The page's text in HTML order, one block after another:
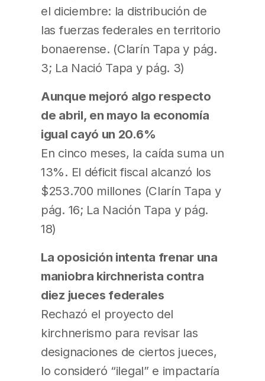
el diciembre: la distribución de
las fuerzas federales en territorio
bonaerense. (Clarín Tapa y pág.
3; La Nació Tapa y pág. 3)
Aunque mejoró algo respecto
de abril, en mayo la economía
igual cayó un 20.6%
En cinco meses, la caída suma un
13%. El déficit fiscal alcanzó los
$253.700 millones (Clarín Tapa y
pág. 16; La Nación Tapa y pág.
18)
La oposición intenta frenar una
maniobra kirchnerista contra
diez jueces federales
Rechazó el proyecto del
kirchnerismo para revisar las
designaciones de ciertos jueces,
lo consideró “ilegal” e impactaría